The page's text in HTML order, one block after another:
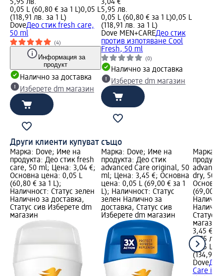
5,95 лв.
0,05 L (60,80 € за 1 L)0,05 L
(118,91 лв. за 1 L)
DoveДео стик fresh care,
50 ml
(4)
Информация за
продукт
Налично за доставка
Изберете dm магазин
3,04 €
5,95 лв.
0,05 L (60,80 € за 1 L)0,05 L
(118,91 лв. за 1 L)
Dove MEN+CAREДео стик
против изпотяване Cool
Fresh, 50 ml
(0)
Налично за доставка
Изберете dm магазин
Други клиенти купуват също
Марка: Dove; Име на
продукта: Део стик fresh
care, 50 ml; Цена: 3,04 €;
Основна цена: 0,05 L
(60,80 € за 1 L);
Наличност: Статус зелен
Налично за доставка,
Статус сив Изберете dm
магазин
Марка: Dove; Име на
продукта: Део стик
advanced Care original, 50
ml; Цена: 3,45 €; Основна
цена: 0,05 L (69,00 € за 1
L); Наличност: Статус
зелен Налично за
доставка, Статус сив
Изберете dm магазин
Марка:
dry, 50
(69,00 €
Статус
магазин
3,45 €
6,75 лв.
0,05 L
(134,95
Dove
Care